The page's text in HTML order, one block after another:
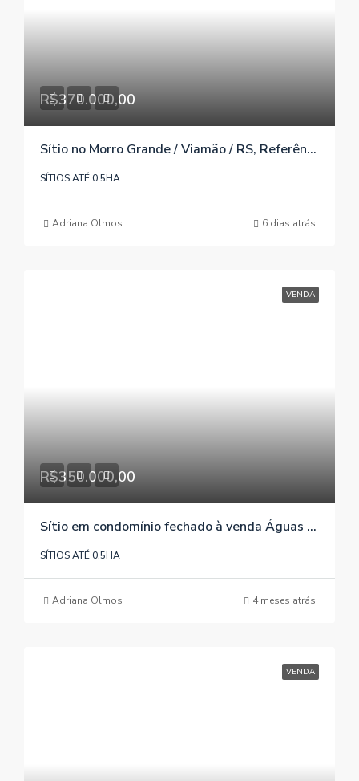
R$370.000,00
Sítio no Morro Grande / Viamão / RS, Referência 648
SÍTIOS ATÉ 0,5HA
Adriana Olmos 6 dias atrás
VENDA
R$350.000,00
Sítio em condomínio fechado à venda Águas Claras/Viamão/RS , referência 654
SÍTIOS ATÉ 0,5HA
Adriana Olmos 4 meses atrás
VENDA